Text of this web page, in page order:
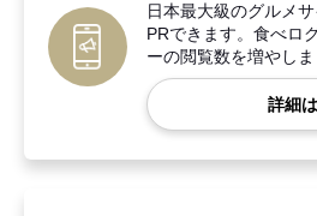
日本最大級のグルメ
PRできます。食べロ
ーの閲覧数を増やしま
詳細